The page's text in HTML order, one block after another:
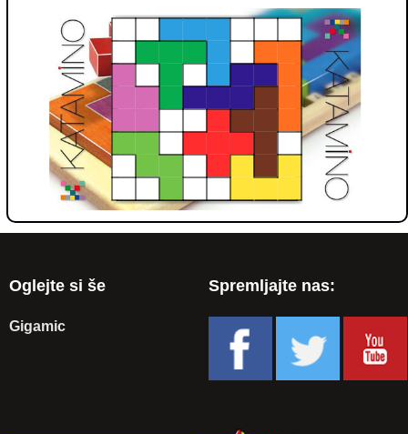
Oglejte si še
Gigamic
Spremljajte nas: